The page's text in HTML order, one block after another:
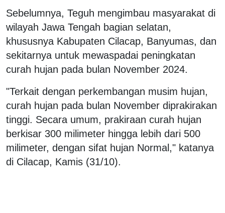
Sebelumnya, Teguh mengimbau masyarakat di
wilayah Jawa Tengah bagian selatan,
khususnya Kabupaten Cilacap, Banyumas, dan
sekitarnya untuk mewaspadai peningkatan
curah hujan pada bulan November 2024.
"Terkait dengan perkembangan musim hujan,
curah hujan pada bulan November diprakirakan
tinggi. Secara umum, prakiraan curah hujan
berkisar 300 milimeter hingga lebih dari 500
milimeter, dengan sifat hujan Normal," katanya
di Cilacap, Kamis (31/10).